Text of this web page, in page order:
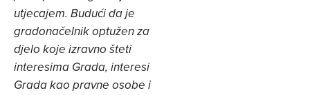
utjecajem. Budući da je
gradonačelnik optužen za
djelo koje izravno šteti
interesima Grada, interesi
Grada kao pravne osobe i